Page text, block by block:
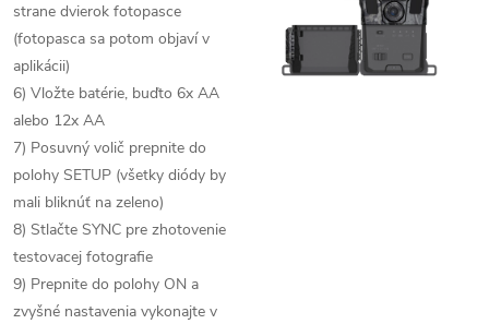
strane dvierok fotopasce
(fotopasca sa potom objaví v
aplikácii)
6) Vložte batérie, buďto 6x AA
alebo 12x AA
7) Posuvný volič prepnite do
polohy SETUP (všetky diódy by
mali bliknúť na zeleno)
8) Stlačte SYNC pre zhotovenie
testovacej fotografie
9) Prepnite do polohy ON a
zvyšné nastavenia vykonajte v